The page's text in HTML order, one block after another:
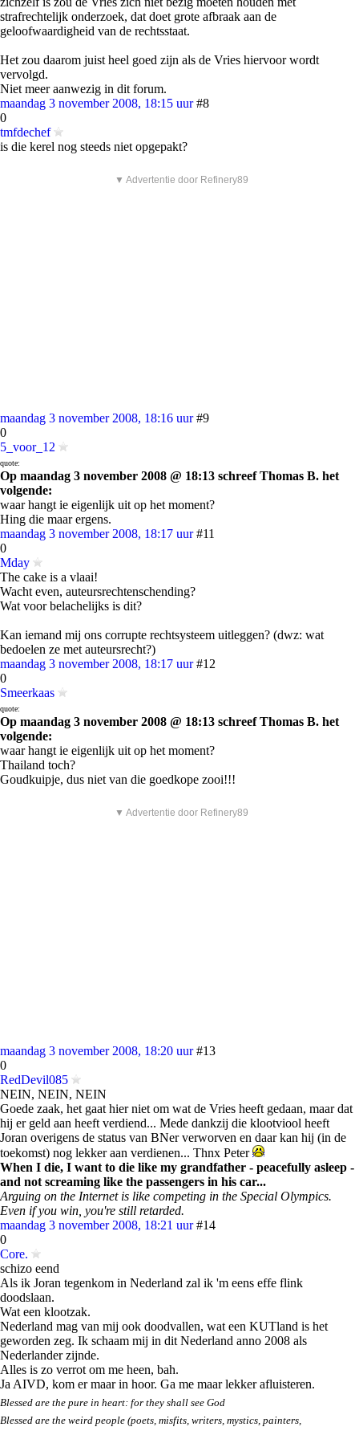
strafrechtelijk onderzoek, dat doet grote afbraak aan de
geloofwaardigheid van de rechtsstaat.
Het zou daarom juist heel goed zijn als de Vries hiervoor wordt
vervolgd.
Niet meer aanwezig in dit forum.
maandag 3 november 2008, 18:15 uur #8
0
tmfdechef
is die kerel nog steeds niet opgepakt?
▼ Advertentie door Refinery89
maandag 3 november 2008, 18:16 uur #9
0
5_voor_12
quote:
Op maandag 3 november 2008 @ 18:13 schreef Thomas B. het
volgende:
waar hangt ie eigenlijk uit op het moment?
Hing die maar ergens.
maandag 3 november 2008, 18:17 uur #11
0
Mday
The cake is a vlaai!
Wacht even, auteursrechtenschending?
Wat voor belachelijks is dit?
Kan iemand mij ons corrupte rechtsysteem uitleggen? (dwz: wat
bedoelen ze met auteursrecht?)
maandag 3 november 2008, 18:17 uur #12
0
Smeerkaas
quote:
Op maandag 3 november 2008 @ 18:13 schreef Thomas B. het
volgende:
waar hangt ie eigenlijk uit op het moment?
Thailand toch?
Goudkuipje, dus niet van die goedkope zooi!!!
▼ Advertentie door Refinery89
maandag 3 november 2008, 18:20 uur #13
0
RedDevil085
NEIN, NEIN, NEIN
Goede zaak, het gaat hier niet om wat de Vries heeft gedaan, maar dat
hij er geld aan heeft verdiend... Mede dankzij die klootviool heeft
Joran overigens de status van BNer verworven en daar kan hij (in de
toekomst) nog lekker aan verdienen... Thnx Peter
When I die, I want to die like my grandfather - peacefully asleep -
and not screaming like the passengers in his car...
Arguing on the Internet is like competing in the Special Olympics.
Even if you win, you're still retarded.
maandag 3 november 2008, 18:21 uur #14
0
Core.
schizo eend
Als ik Joran tegenkom in Nederland zal ik 'm eens effe flink
doodslaan.
Wat een klootzak.
Nederland mag van mij ook doodvallen, wat een KUTland is het
geworden zeg. Ik schaam mij in dit Nederland anno 2008 als
Nederlander zijnde.
Alles is zo verrot om me heen, bah.
Ja AIVD, kom er maar in hoor. Ga me maar lekker afluisteren.
Blessed are the pure in heart: for they shall see God
Blessed are the weird people (poets, misfits, writers, mystics, painters,